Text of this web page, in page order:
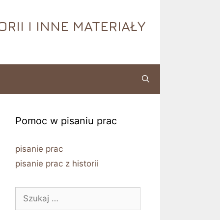
I INNE MATERIAŁY
Pomoc w pisaniu prac
pisanie prac
pisanie prac z historii
Szukaj: